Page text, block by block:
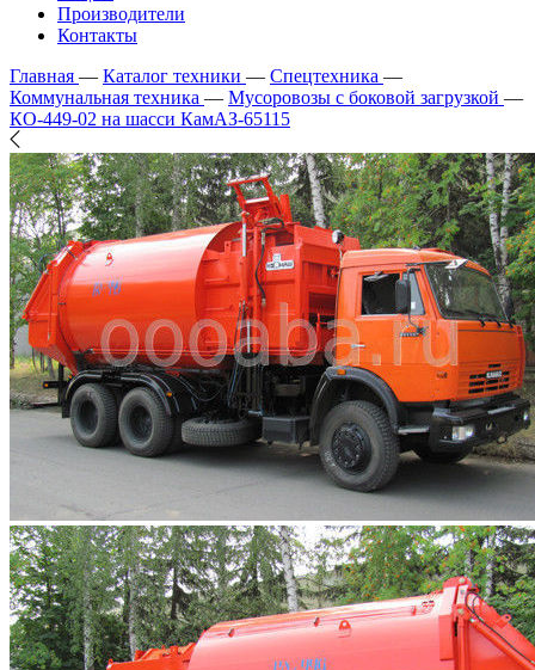
Производители
Контакты
Главная — Каталог техники — Спецтехника —
Коммунальная техника — Мусоровозы с боковой загрузкой —
КО-449-02 на шасси КамАЗ-65115